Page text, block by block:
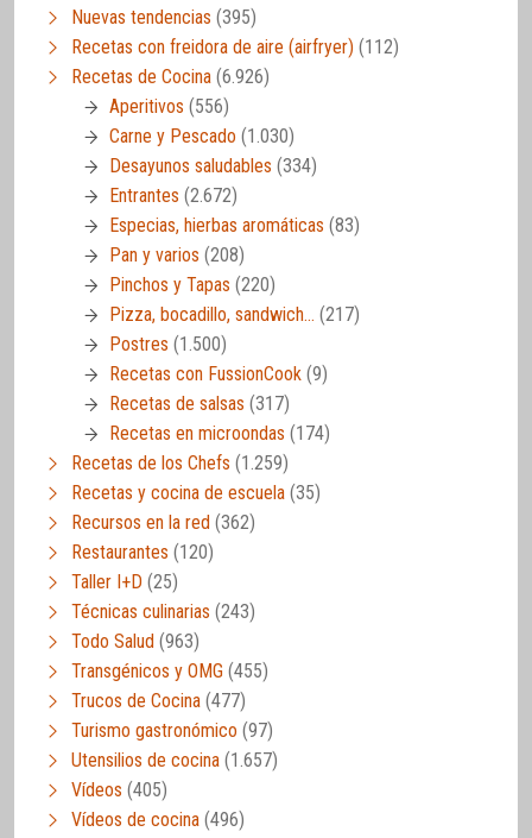
Nuevas tendencias (395)
Recetas con freidora de aire (airfryer) (112)
Recetas de Cocina (6.926)
Aperitivos (556)
Carne y Pescado (1.030)
Desayunos saludables (334)
Entrantes (2.672)
Especias, hierbas aromáticas (83)
Pan y varios (208)
Pinchos y Tapas (220)
Pizza, bocadillo, sandwich… (217)
Postres (1.500)
Recetas con FussionCook (9)
Recetas de salsas (317)
Recetas en microondas (174)
Recetas de los Chefs (1.259)
Recetas y cocina de escuela (35)
Recursos en la red (362)
Restaurantes (120)
Taller I+D (25)
Técnicas culinarias (243)
Todo Salud (963)
Transgénicos y OMG (455)
Trucos de Cocina (477)
Turismo gastronómico (97)
Utensilios de cocina (1.657)
Vídeos (405)
Vídeos de cocina (496)